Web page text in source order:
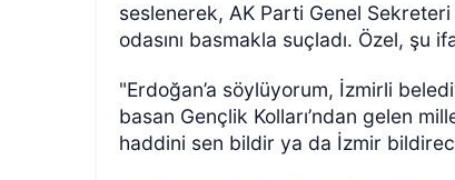
seslenerek, AK Parti Genel
odasını basmakla suçladı. Özel, şu
"Erdoğan’a söylüyorum, İzmirli
basan Gençlik Kolları’ndan gelen
haddini sen bildir ya da İzmir